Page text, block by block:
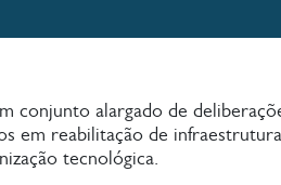
conjunto alargado de
em reabilitação de
tecnológica.